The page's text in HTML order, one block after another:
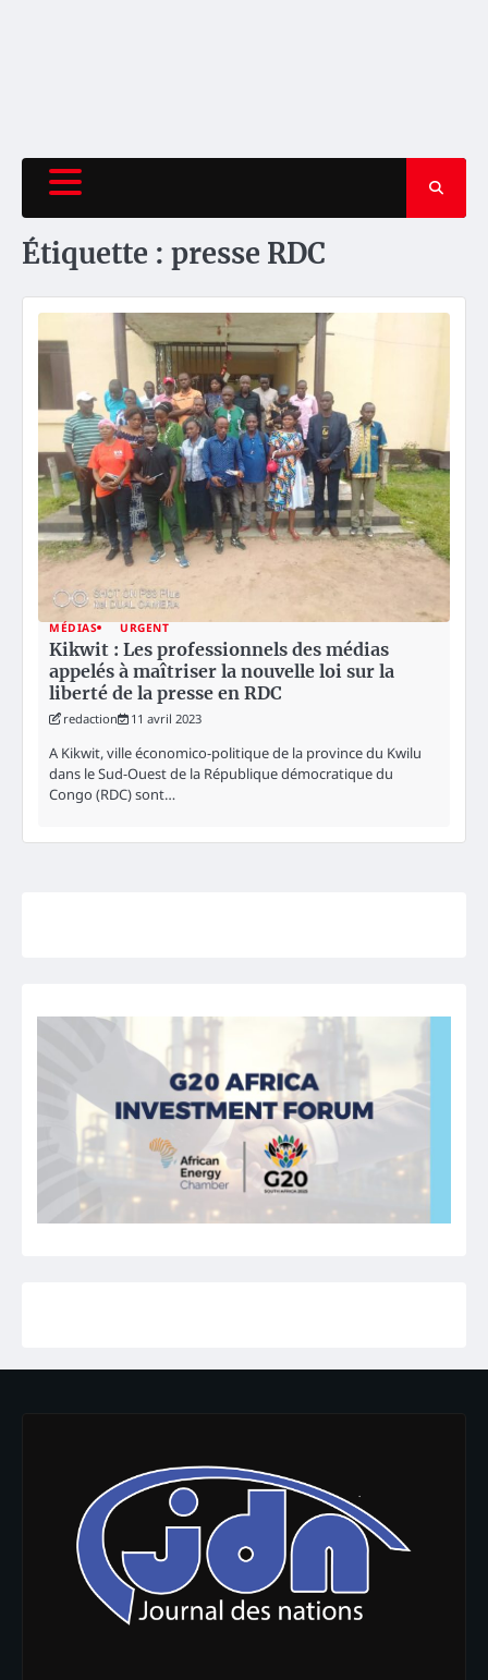
Étiquette : presse RDC
MÉDIAS URGENT
Kikwit : Les professionnels des médias
appelés à maîtriser la nouvelle loi sur la
liberté de la presse en RDC
redaction 11 avril 2023
A Kikwit, ville économico-politique de la province du Kwilu
dans le Sud-Ouest de la République démocratique du
Congo (RDC) sont…